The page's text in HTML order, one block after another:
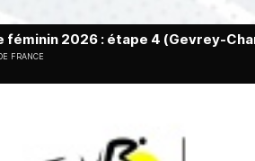
féminin 2026 : étape 4 (Gevrey-
FRANCE